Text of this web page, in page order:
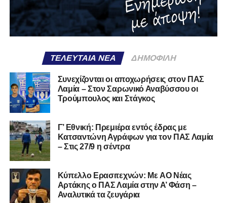
ΤΕΛΕΥΤΑΊΑ ΝΈΑ ΔΗΜΟΦΙΛΉ
Συνεχίζονται οι αποχωρήσεις στον ΠΑΣ
Λαμία – Στον Σαρωνικό Αναβύσσου οι
Τρούμπουλος και Στάγκος
Γ’ Εθνική: Πρεμιέρα εντός έδρας με
Κατσαντώνη Αγράφων για τον ΠΑΣ Λαμία
– Στις 27/9 η σέντρα
Kύπελλο Ερασιτεχνών: Με AO Nέας
Αρτάκης ο ΠΑΣ Λαμία στην Α’ Φάση –
Αναλυτικά τα ζευγάρια